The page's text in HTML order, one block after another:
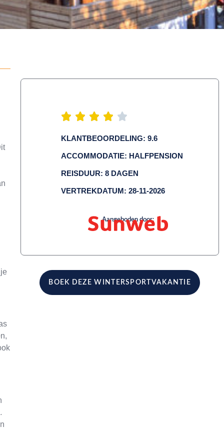
KLANTBEOORDELING: 9.6
ACCOMMODATIE: HALFPENSION
REISDUUR: 8 DAGEN
VERTREKDATUM: 28-11-2026
Aangeboden door:
BOEK DEZE WINTERSPORTVAKANTIE